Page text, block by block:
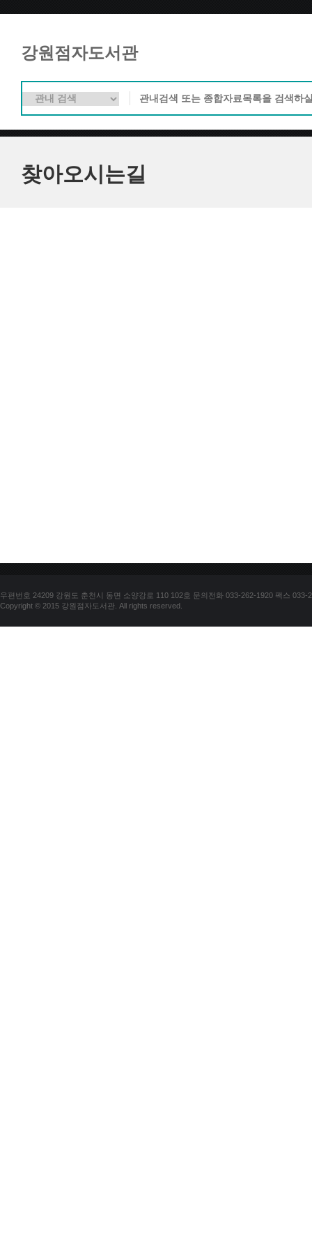
강원점자도서관
찾아오시는길
우편번호 24209 강원도 춘천시 동면 소양강로 110 102호 문의전화 033-262-1920 팩스 033-
Copyright © 2015 강원점자도서관. All rights reserved.